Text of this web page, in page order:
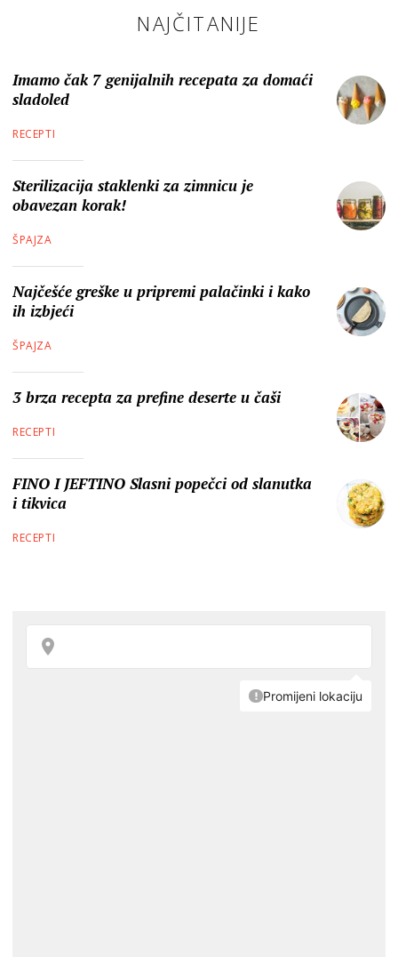
NAJČITANIJE
Imamo čak 7 genijalnih recepata za domaći
sladoled
RECEPTI
Sterilizacija staklenki za zimnicu je
obavezan korak!
ŠPAJZA
Najčešće greške u pripremi palačinki i kako
ih izbjeći
ŠPAJZA
3 brza recepta za prefine deserte u čaši
RECEPTI
FINO I JEFTINO Slasni popečci od slanutka
i tikvica
RECEPTI